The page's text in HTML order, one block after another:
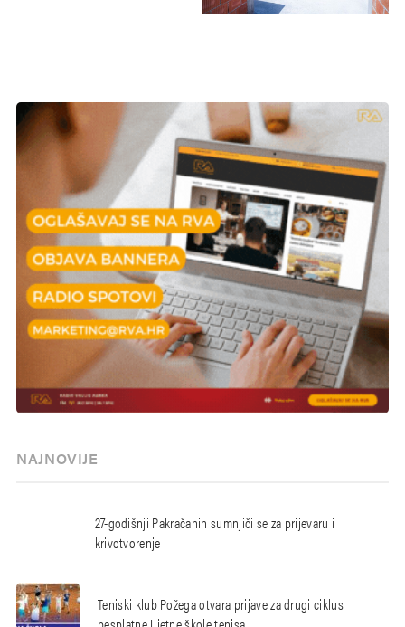
NAJNOVIJE
27-godišnji Pakračanin sumnjiči se za prijevaru i
krivotvorenje
Teniski klub Požega otvara prijave za drugi ciklus